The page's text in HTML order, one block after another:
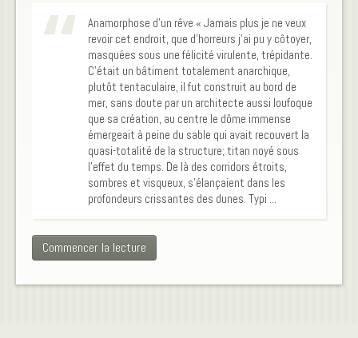
Anamorphose d’un rêve « Jamais plus je ne veux
revoir cet endroit, que d’horreurs j’ai pu y côtoyer,
masquées sous une félicité virulente, trépidante.
C’était un bâtiment totalement anarchique,
plutôt tentaculaire, il fut construit au bord de
mer, sans doute par un architecte aussi loufoque
que sa création, au centre le dôme immense
émergeait à peine du sable qui avait recouvert la
quasi-totalité de la structure; titan noyé sous
l’effet du temps. De là des corridors étroits,
sombres et visqueux, s’élançaient dans les
profondeurs crissantes des dunes. Typi ...
Commencer la lecture